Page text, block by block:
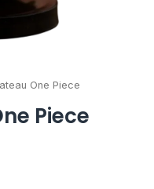
One Piece
Piece